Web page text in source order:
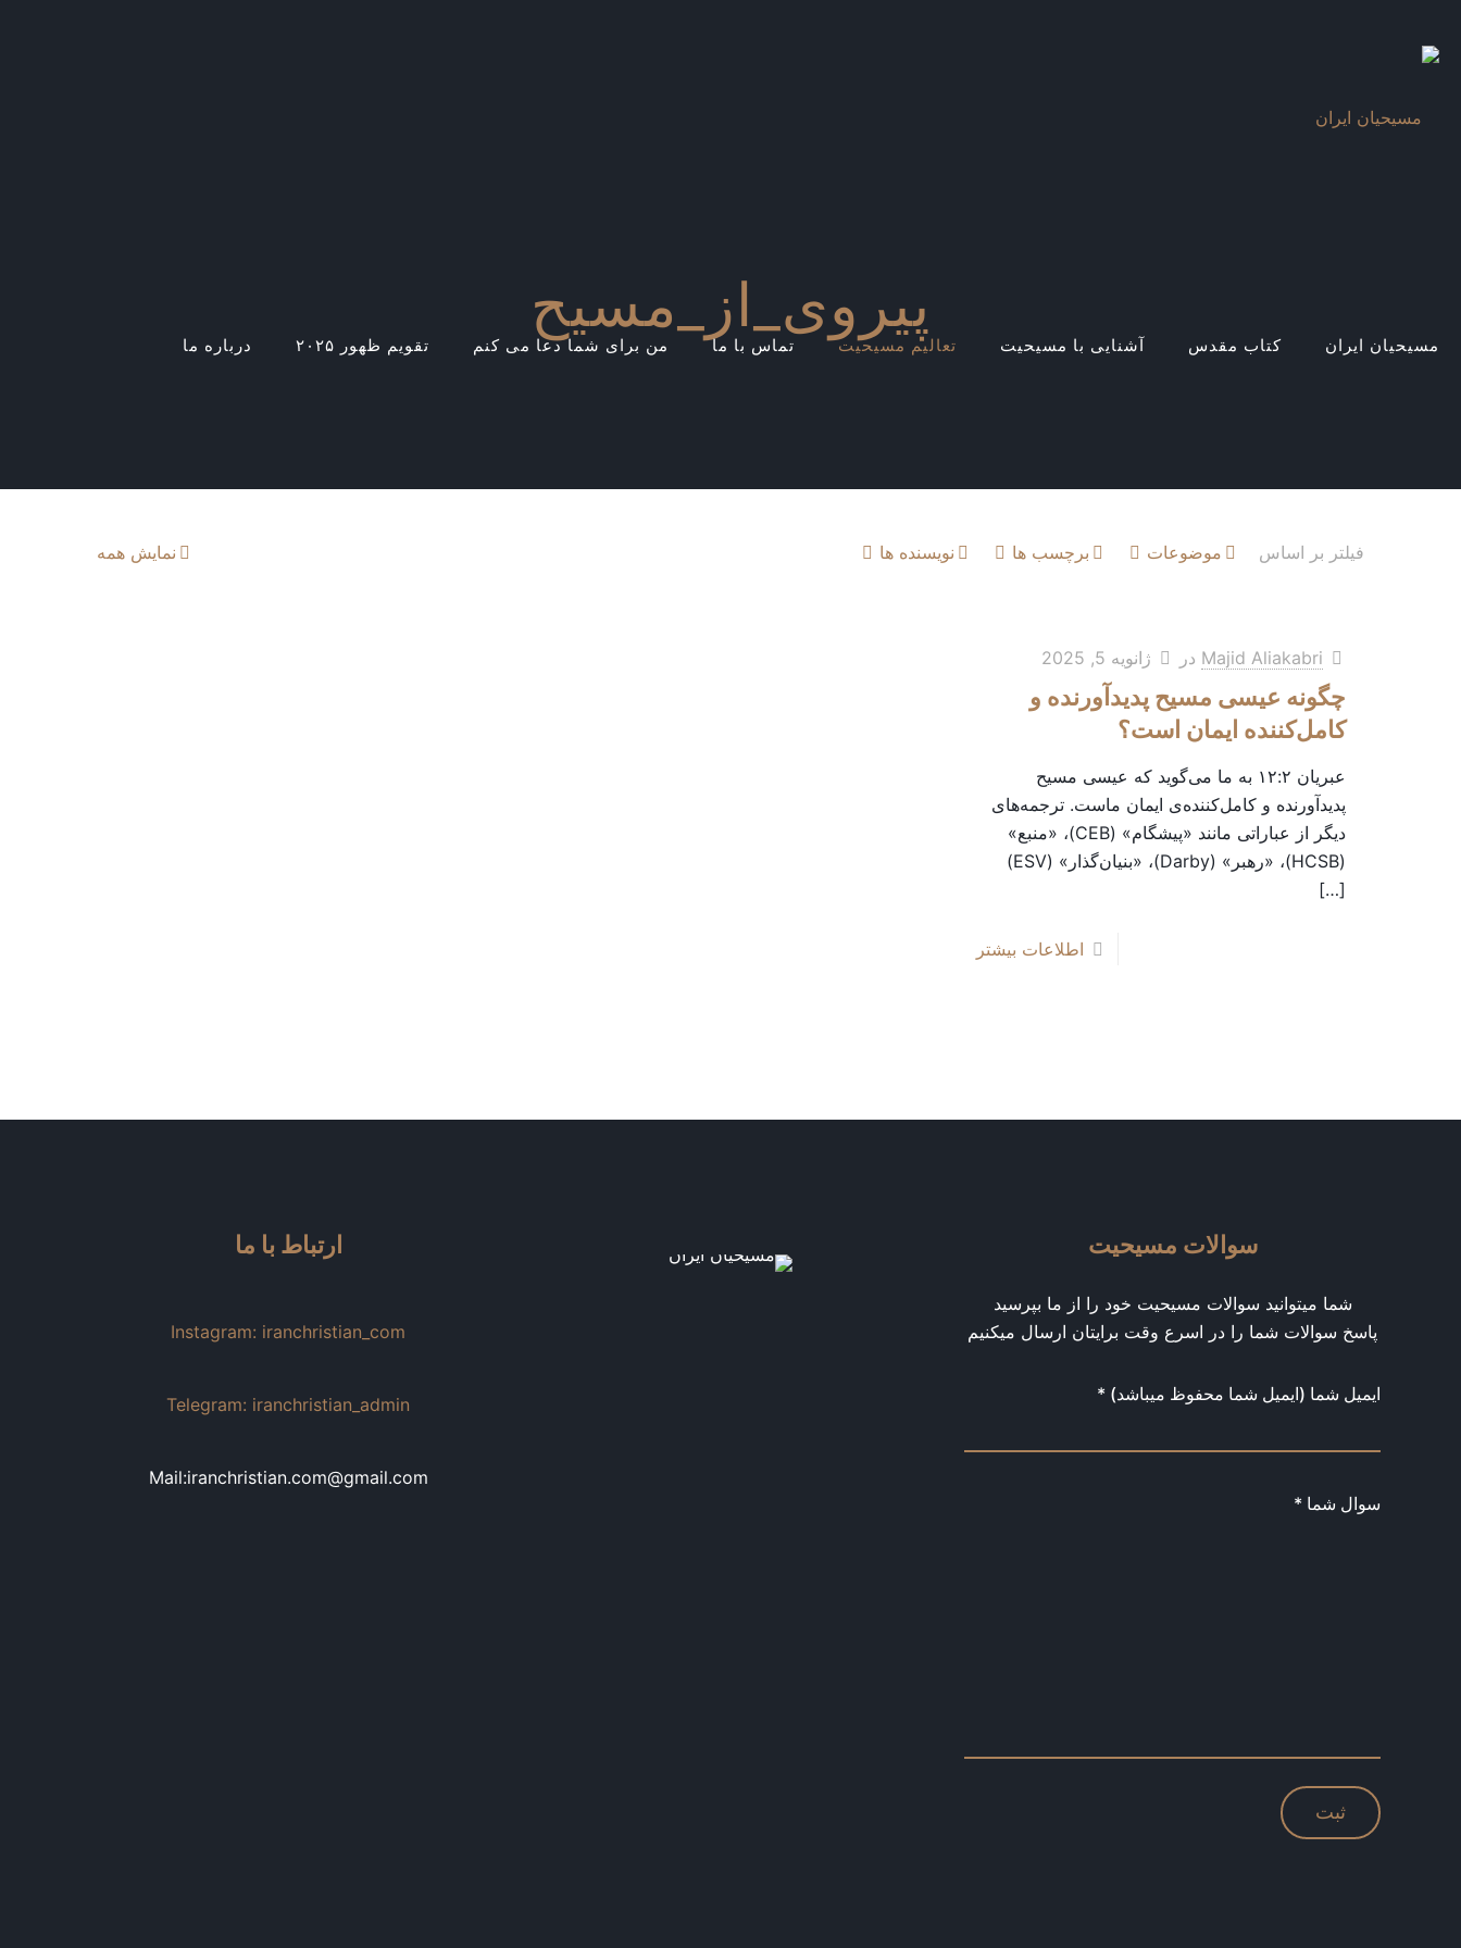
مسیحیان ایران کتاب مقدس آشنایی با مسیحیت تعالیم مسیحیت تماس با ما من برای شما دعا می کنم تقویم ظهور ۲۰۲۵ درباره ما
پیروی_از_مسیح
فیلتر بر اساس موضوعات برچسب ها نویسنده ها نمایش همه
Majid Aliakabri در ژانویه 5, 2025
چگونه عیسی مسیح پدیدآورنده و
کامل‌کننده ایمان است؟
عبریان ۱۲:۲ به ما می‌گوید که عیسی مسیح
پدیدآورنده و کامل‌کننده‌ی ایمان ماست. ترجمه‌های
دیگر از عباراتی مانند «پیشگام» (CEB)، «منبع»
(HCSB)، «رهبر» (Darby)، «بنیان‌گذار» (ESV)
[…]
اطلاعات بیشتر
سوالات مسیحیت
شما میتوانید سوالات مسیحیت خود را از ما بپرسید
پاسخ سوالات شما را در اسرع وقت برایتان ارسال میکنیم
ایمیل شما (ایمیل شما محفوظ میباشد) *
سوال شما *
ارتباط با ما
Instagram: iranchristian_com
Telegram: iranchristian_admin
Mail:iranchristian.com@gmail.com